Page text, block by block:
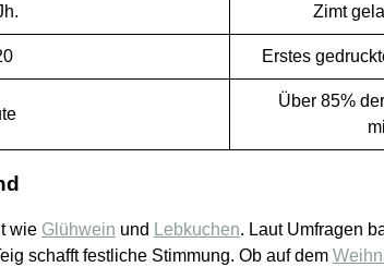
Zimt
Erstes
Über 85%
wie Glühwein und Lebkuchen. Laut Umfragen
schafft festliche Stimmung. Ob auf dem